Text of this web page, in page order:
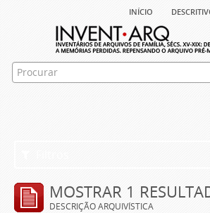
início
MOSTRAR 1
DESCRIÇÃO ARQUIVÍSTICA